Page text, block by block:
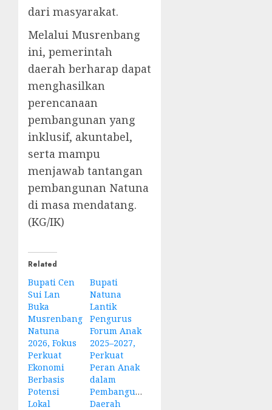
dari masyarakat.
Melalui Musrenbang
ini, pemerintah
daerah berharap dapat
menghasilkan
perencanaan
pembangunan yang
inklusif, akuntabel,
serta mampu
menjawab tantangan
pembangunan Natuna
di masa mendatang.
(KG/IK)
Related
Bupati Cen
Sui Lan
Buka
Musrenbang
Natuna
2026, Fokus
Perkuat
Ekonomi
Berbasis
Potensi
Lokal
Bupati
Natuna
Lantik
Pengurus
Forum Anak
2025–2027,
Perkuat
Peran Anak
dalam
Pembangunan
Daerah